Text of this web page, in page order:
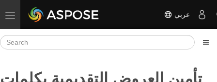
Toggle navigation عربي